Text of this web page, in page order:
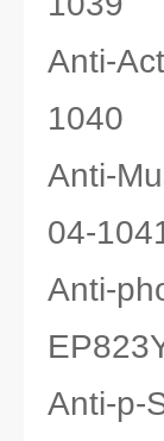
Anti-
1040
Anti-
04-
Anti-
Anti-p-